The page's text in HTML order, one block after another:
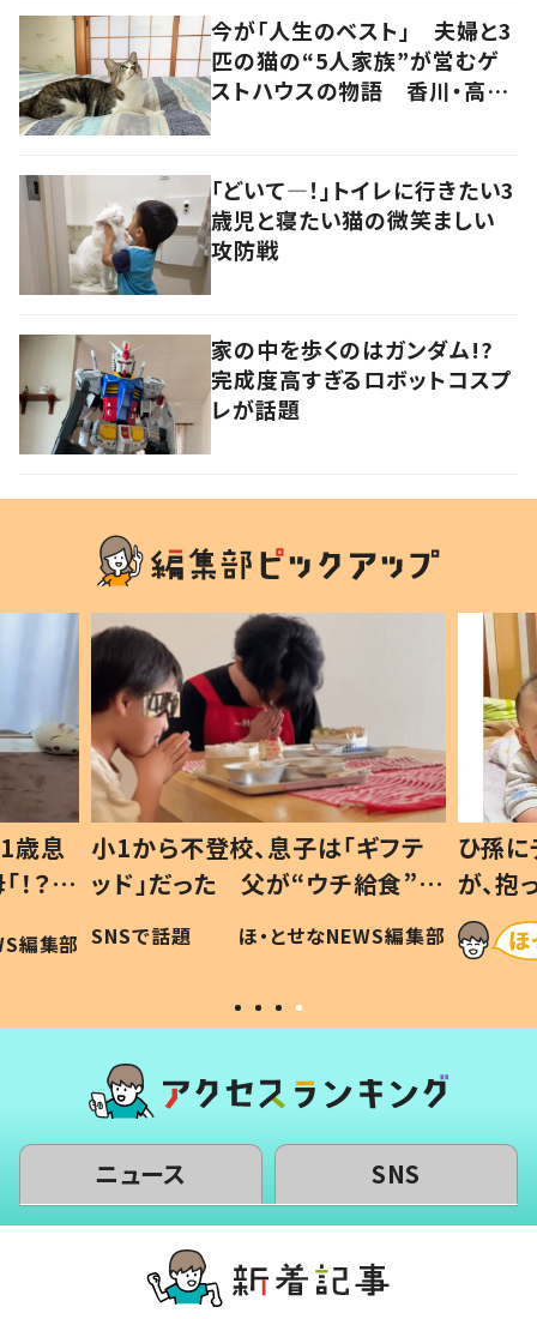
今が「人生のベスト」 夫婦と3
匹の猫の“5人家族”が営むゲ
ストハウスの物語 香川・高松
「どいて―！」トイレに行きたい3
歳児と寝たい猫の微笑ましい
攻防戦
家の中を歩くのはガンダム!?
完成度高すぎるロボットコスプ
レが話題
歳息
？」
編集部
小1から不登校、息子は「ギフテ
ッド」だった 父が“ウチ給食”を
作り続ける理由とは #令和の親
#令和の子
SNSで話題 ほ・とせなNEWS編集部
ひ孫
が、
「涙が
い」
ニュース SNS